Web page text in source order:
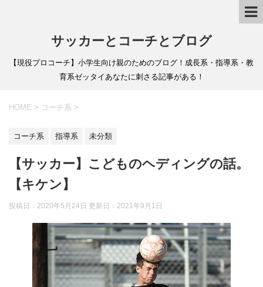
サッカーとコーチとブログ
【現役プロコーチ】小学生向け親のためのブログ！成長系・指導系・教
育系ゼッタイあなたに刺さる記事がある！
HOME > コーチ系 >
コーチ系 指導系 未分類
【サッカー】こどものヘディングの話。
【キケン】
投稿日：2020年5月24日 更新日： 2021年9月1日